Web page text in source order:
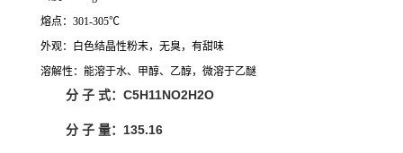
熔点：301-305℃
外观：白色结晶性粉末，无臭，有甜味
溶解性：能溶于水、甲醇、乙醇，微溶于乙醚
分 子 式：C5H11NO2H2O
分 子 量：135.16